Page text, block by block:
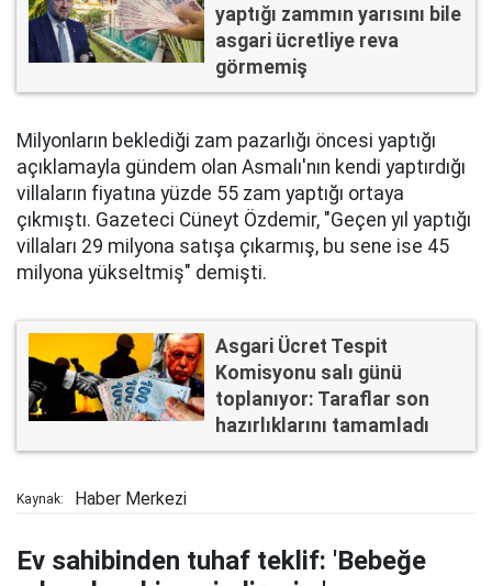
yaptığı zammın yarısını bile
asgari ücretliye reva
görmemiş
Milyonların beklediği zam pazarlığı öncesi yaptığı
açıklamayla gündem olan Asmalı'nın kendi yaptırdığı
villaların fiyatına yüzde 55 zam yaptığı ortaya
çıkmıştı. Gazeteci Cüneyt Özdemir, "Geçen yıl yaptığı
villaları 29 milyona satışa çıkarmış, bu sene ise 45
milyona yükseltmiş" demişti.
Asgari Ücret Tespit
Komisyonu salı günü
toplanıyor: Taraflar son
hazırlıklarını tamamladı
Kaynak: Haber Merkezi
Ev sahibinden tuhaf teklif: 'Bebeğe